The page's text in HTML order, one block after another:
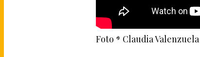
Foto * Claudia Valenzuela